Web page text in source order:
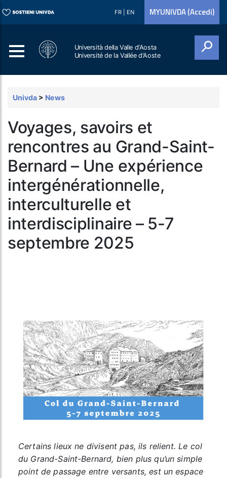
FR EN MYUNIVDA (Accedi)
Università della Valle d'Aosta
Université de la Vallée d'Aoste
Univda > News
Voyages, savoirs et
rencontres au Grand-Saint-
Bernard – Une expérience
intergénérationnelle,
interculturelle et
interdisciplinaire – 5-7
septembre 2025
Certains lieux ne divisent pas, ils relient. Le col
du Grand-Saint-Bernard, bien plus qu’un simple
point de passage entre versants, est un espace